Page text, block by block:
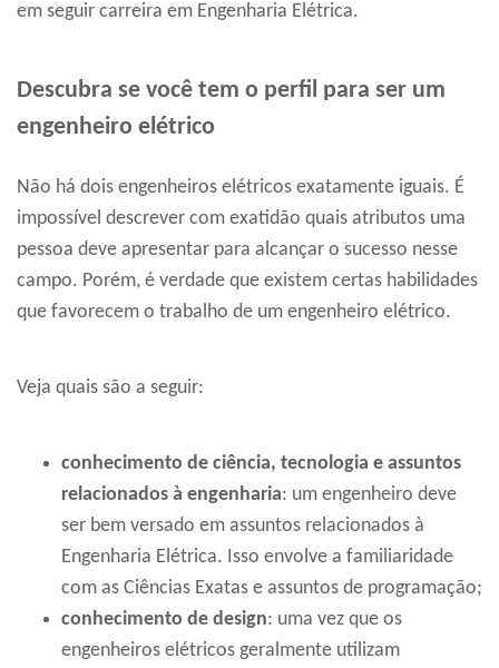
em seguir carreira em Engenharia Elétrica.
Descubra se você tem o perfil para ser um
engenheiro elétrico
Não há dois engenheiros elétricos exatamente iguais. É
impossível descrever com exatidão quais atributos uma
pessoa deve apresentar para alcançar o sucesso nesse
campo. Porém, é verdade que existem certas habilidades
que favorecem o trabalho de um engenheiro elétrico.
Veja quais são a seguir:
conhecimento de ciência, tecnologia e assuntos
relacionados à engenharia: um engenheiro deve
ser bem versado em assuntos relacionados à
Engenharia Elétrica. Isso envolve a familiaridade
com as Ciências Exatas e assuntos de programação;
conhecimento de design: uma vez que os
engenheiros elétricos geralmente utilizam